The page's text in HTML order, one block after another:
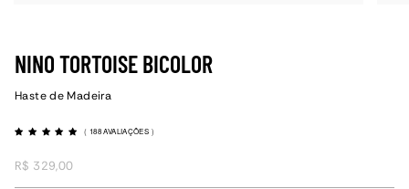
NINO TORTOISE BICOLOR
Haste de Madeira
( 188 AVALIAÇÕES )
R$ 329,00